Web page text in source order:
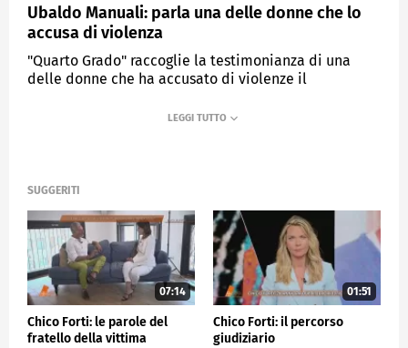
Ubaldo Manuali: parla una delle donne che lo
accusa di violenza
"Quarto Grado" raccoglie la testimonianza di una
delle donne che ha accusato di violenze il
SUGGERITI
07:14
Chico Forti: le parole del
fratello della vittima
01:51
Chico Forti: il percorso
giudiziario